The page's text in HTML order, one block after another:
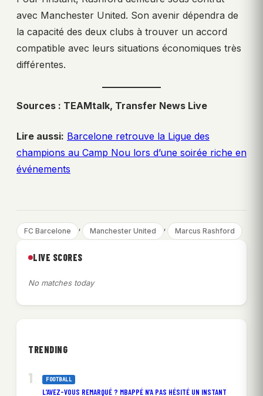
avec Manchester United. Son avenir dépendra de
la capacité des deux clubs à trouver un accord
compatible avec leurs situations économiques très
différentes.
Sources : TEAMtalk, Transfer News Live
Lire aussi: Barcelone retrouve la Ligue des
champions au Camp Nou lors d’une soirée riche en
événements
FC Barcelone , Manchester United , Marcus Rashford
LIVE SCORES
No matches today
TRENDING
FOOTBALL
L’AVEZ-VOUS REMARQUÉ ? MBAPPÉ N’A PAS HÉSITÉ UN INSTANT